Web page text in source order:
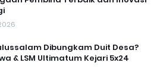
Dibungkam Duit Desa?
& LSM Ultimatum Kejari 5x24